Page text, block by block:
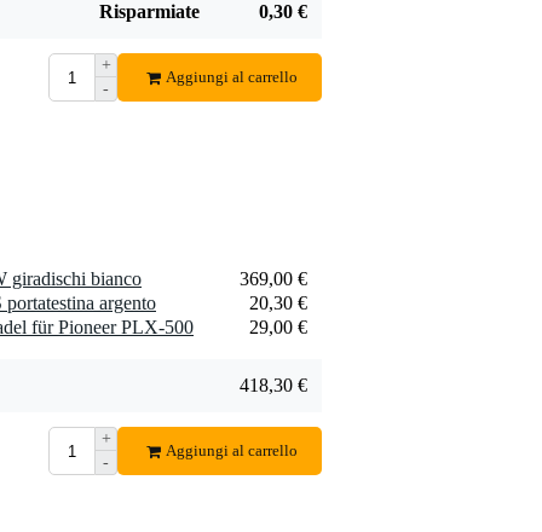
Risparmiate
0,30 €
+
-
Aggiungi al carrello
giradischi bianco
369,00 €
argento
20,30 €
für Pioneer PLX-500
29,00 €
418,30 €
+
-
Aggiungi al carrello